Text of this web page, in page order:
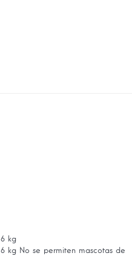
kg
kg No se permiten mascotas de